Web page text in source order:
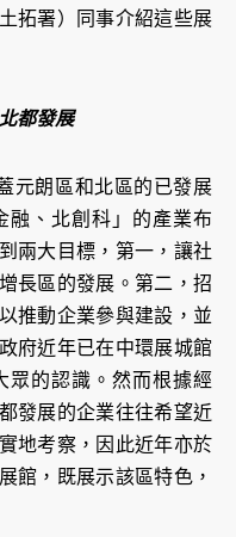
拓署）同事介紹這些展
都發展
元朗區和北區的已發展
融、北創科」的產業布
兩大目標，第一，讓社
長區的發展。第二，招
推動企業參與建設，並
府近年已在中環展城館
眾的認識。然而根據經
發展的企業往往希望近
地考察，因此近年亦於
館，既展示該區特色，